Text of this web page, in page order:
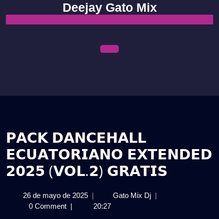
content
Deejay Gato Mix
𝗣𝗔𝗖𝗞 𝗗𝗔𝗡𝗖𝗘𝗛𝗔𝗟𝗟
𝗘𝗖𝗨𝗔𝗧𝗢𝗥𝗜𝗔𝗡𝗢 𝗘𝗫𝗧𝗘𝗡𝗗𝗘𝗗
𝟮𝟬𝟮𝟱 (𝗩𝗢𝗟.𝟮) 𝗚𝗥𝗔𝗧𝗜𝗦
26 de mayo de 202526
de
| Gato Mix Dj𝗣𝗔𝗖𝗞
|
0 Comment | 20:27